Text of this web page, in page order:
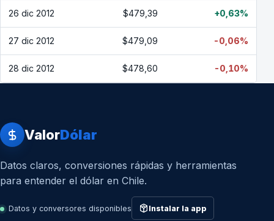
26 dic 2012 $479,39 +0,63%
27 dic 2012 $479,09 -0,06%
28 dic 2012 $478,60 -0,10%
ValorDólar
Datos claros, conversiones rápidas y herramientas
para entender el dólar en Chile.
Datos y conversores disponibles Instalar la app